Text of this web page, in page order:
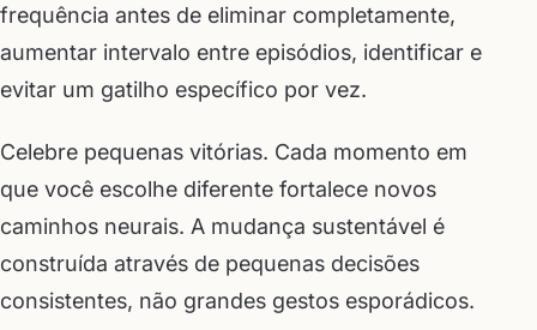
frequência antes de eliminar completamente,
aumentar intervalo entre episódios, identificar e
evitar um gatilho específico por vez.
Celebre pequenas vitórias. Cada momento em
que você escolhe diferente fortalece novos
caminhos neurais. A mudança sustentável é
construída através de pequenas decisões
consistentes, não grandes gestos esporádicos.